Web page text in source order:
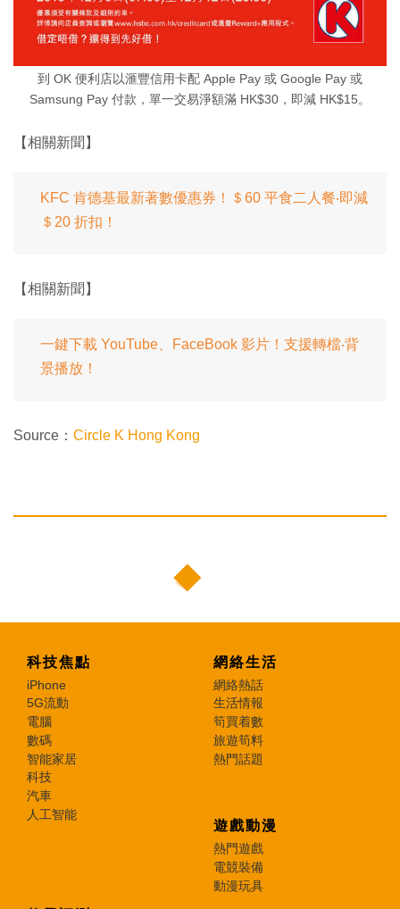
到 OK 便利店以滙豐信用卡配 Apple Pay 或 Google Pay 或
Samsung Pay 付款，單一交易淨額滿 HK$30，即減 HK$15。
【相關新聞】
KFC 肯德基最新著數優惠券！＄60 平食二人餐‧即減
＄20 折扣！
【相關新聞】
一鍵下載 YouTube、FaceBook 影片！支援轉檔‧背
景播放！
Source： Circle K Hong Kong
科技焦點
iPhone
5G流動
電腦
數碼
智能家居
科技
汽車
人工智能
網絡生活
網絡熱話
生活情報
筍買着數
旅遊筍料
熱門話題
遊戲動漫
熱門遊戲
電競裝備
動漫玩具